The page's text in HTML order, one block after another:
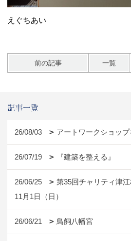
えぐちあい
前の記事 一覧
記事一覧
26/08/03 アートワークショップ
26/07/19 『建築を整える』
26/06/25
第35回チャリティ津
11月1日（日）
26/06/21 鳥飼八幡宮